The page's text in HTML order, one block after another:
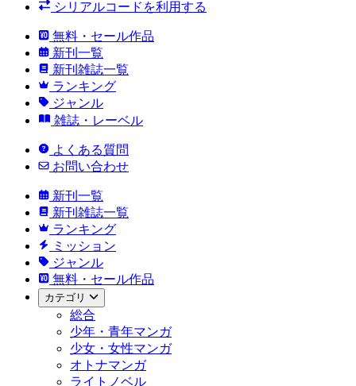
シリアルコードを利用する
無料・セール作品
新刊一覧
新刊雑誌一覧
ランキング
ジャンル
雑誌・レーベル
よくある質問
お問い合わせ
新刊一覧
新刊雑誌一覧
ランキング
ミッション
ジャンル
無料・セール作品
カテゴリ
総合
少年・青年マンガ
少女・女性マンガ
オトナマンガ
ライトノベル